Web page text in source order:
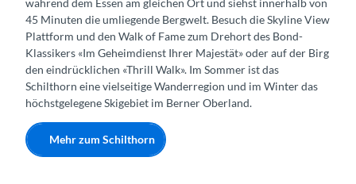
45 Minuten die umliegende Bergwelt. Besuch die Skyline View
Plattform und den Walk of Fame zum Drehort des Bond-
Klassikers «Im Geheimdienst Ihrer Majestät» oder auf der Birg
den eindrücklichen «Thrill Walk». Im Sommer ist das
Schilthorn eine vielseitige Wanderregion und im Winter das
höchstgelegene Skigebiet im Berner Oberland.
Mehr zum Schilthorn